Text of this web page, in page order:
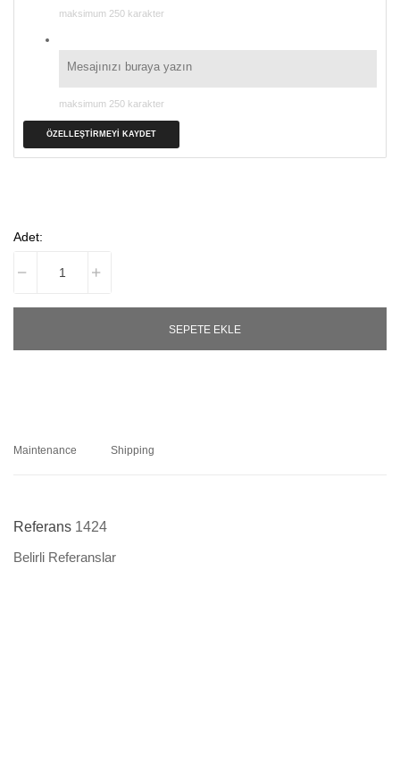
maksimum 250 karakter
maksimum 250 karakter
ÖZELLEŞTIRMEYI KAYDET
Adet:
SEPETE EKLE
Maintenance Shipping
Referans 1424
Belirli Referanslar